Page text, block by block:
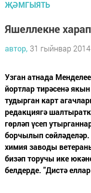
ҖӘМГЫЯТЬ
Яшеллекне
автор, 31 гыйнвар
Узган атнада
йортлар тирәсенә
тудырган карт
редакциягә
гөрләп үсеп
борчылып
химия заводы
бизәп торучы ике
белдерде. "Дистә